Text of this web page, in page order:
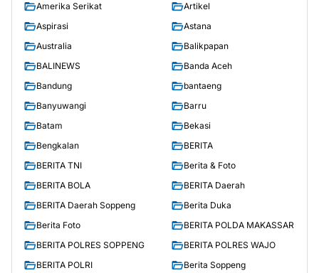
Amerika Serikat
Artikel
Aspirasi
Astana
Australia
Balikpapan
BALINEWS
Banda Aceh
Bandung
bantaeng
Banyuwangi
Barru
Batam
Bekasi
Bengkalan
BERITA
BERITA TNI
Berita & Foto
BERITA BOLA
BERITA Daerah
BERITA Daerah Soppeng
Berita Duka
Berita Foto
BERITA POLDA MAKASSAR
BERITA POLRES SOPPENG
BERITA POLRES WAJO
BERITA POLRI
Berita Soppeng